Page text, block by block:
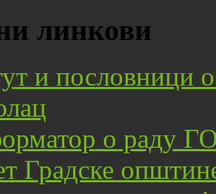
линкови
и пословници
о раду
Градске